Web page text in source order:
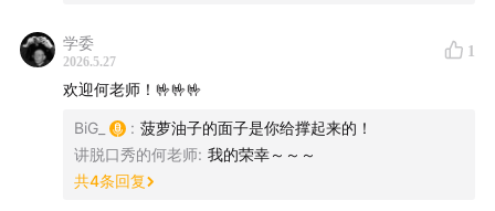
学委
2026.5.27
1
欢迎何老师！🤟🤟🤟
BiG_ : 菠萝油子的面子是你给撑起来的！
讲脱口秀的何老师: 我的荣幸～～～
共4条回复